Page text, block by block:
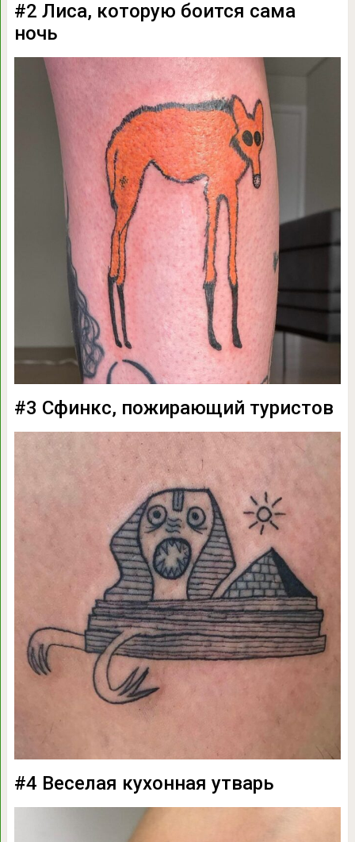
#2 Лиса, которую боится сама
ночь
#3 Сфинкс, пожирающий туристов
#4 Веселая кухонная утварь